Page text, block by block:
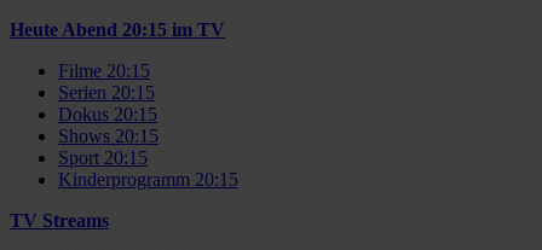
Heute Abend 20:15 im TV
Filme 20:15
Serien 20:15
Dokus 20:15
Shows 20:15
Sport 20:15
Kinderprogramm 20:15
TV Streams